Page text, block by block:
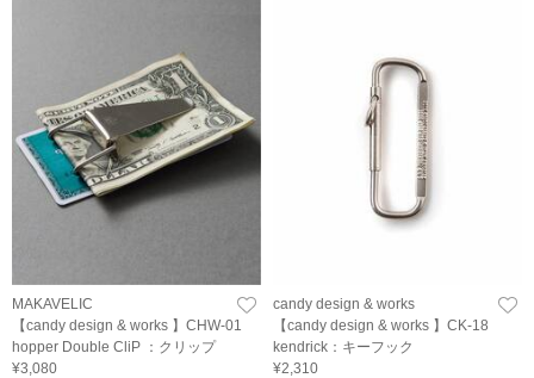
MAKAVELIC
【candy design & works 】CHW-01
hopper Double CliP ：クリップ
¥3,080
candy design & works
【candy design & works 】CK-18
kendrick：キーフック
¥2,310